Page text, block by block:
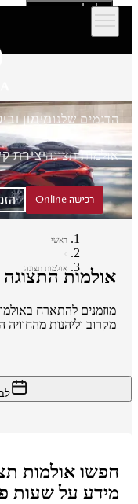
דלג לתוכן המרכזי
הדגמים שלנומימון וביטוח
אולמות תצוגהיצירת קשר
רכישה Online
ראשי
אולמות תצוגה
אולמות התצוגה
מוזמנים להתארח
מקרוב וליהנות מהחוויה
חפשו אולמות
מידע על שעות